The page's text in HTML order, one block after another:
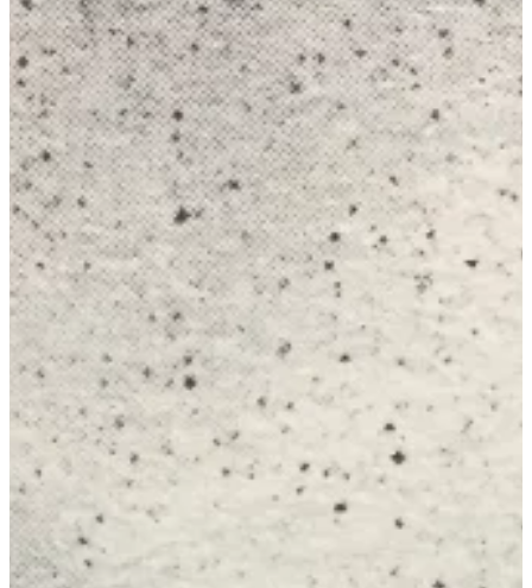
Como ler?
Na escola
Na família
Colunas
Conteúdos
Colecionáveis
Cursos On line
E-Books